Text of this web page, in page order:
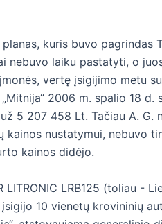
kuris buvo pagrindas
nebuvo laiku pastatyti, o
vertę įsigijimo metu
2006 m. spalio 18
5 207 458 Lt. Tačiau A.
nustatymui, nebuvo
kainos didėjo.
LITRONIC LRB125 (toliau -
10 vienetų krovininių